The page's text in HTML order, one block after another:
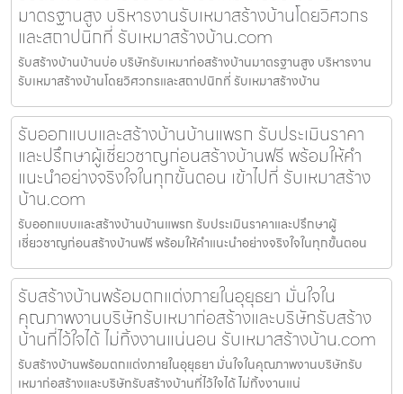
มาตรฐานสูง บริหารงานรับเหมาสร้างบ้านโดยวิศวกร
และสถาปนิกที่ รับเหมาสร้างบ้าน.com
รับสร้างบ้านบ้านบ่อ บริษัทรับเหมาก่อสร้างบ้านมาตรฐานสูง บริหารงาน
รับเหมาสร้างบ้านโดยวิศวกรและสถาปนิกที่ รับเหมาสร้างบ้าน
รับออกแบบและสร้างบ้านบ้านแพรก รับประเมินราคา
และปรึกษาผู้เชี่ยวชาญก่อนสร้างบ้านฟรี พร้อมให้คำ
แนะนำอย่างจริงใจในทุกขั้นตอน เข้าไปที่ รับเหมาสร้าง
บ้าน.com
รับออกแบบและสร้างบ้านบ้านแพรก รับประเมินราคาและปรึกษาผู้
เชี่ยวชาญก่อนสร้างบ้านฟรี พร้อมให้คำแนะนำอย่างจริงใจในทุกขั้นตอน
รับสร้างบ้านพร้อมตกแต่งภายในอุยุธยา มั่นใจใน
คุณภาพงานบริษัทรับเหมาก่อสร้างและบริษัทรับสร้าง
บ้านที่ไว้ใจได้ ไม่ทิ้งงานแน่นอน รับเหมาสร้างบ้าน.com
รับสร้างบ้านพร้อมตกแต่งภายในอุยุธยา มั่นใจในคุณภาพงานบริษัทรับ
เหมาก่อสร้างและบริษัทรับสร้างบ้านที่ไว้ใจได้ ไม่ทิ้งงานแน่